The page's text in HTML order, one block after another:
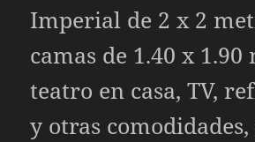
Imperial de 2 x 2
camas de 1.40 x 1.90
teatro en casa, TV,
y otras comodidades,